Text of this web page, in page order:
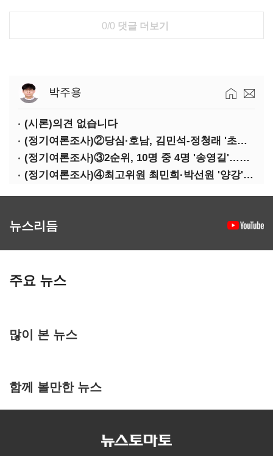
0/0 댓글 더보기
박주용
(시론)의견 없습니다
(정기여론조사)②당심·호남, 김민석-정청래 '초접전'
(정기여론조사)③2순위, 10명 중 4명 '송영길'…정청래 '한 자릿수'
(정기여론조사)④최고위원 최민희·박선원 '양강'…서미화·이성윤·임미애 뒤이어
뉴스리듬
주요 뉴스
많이 본 뉴스
함께 볼만한 뉴스